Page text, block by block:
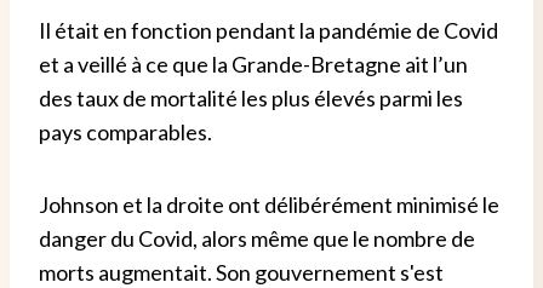
Il était en fonction pendant la pandémie de Covid
et a veillé à ce que la Grande-Bretagne ait l’un
des taux de mortalité les plus élevés parmi les
pays comparables.
Johnson et la droite ont délibérément minimisé le
danger du Covid, alors même que le nombre de
morts augmentait. Son gouvernement s'est